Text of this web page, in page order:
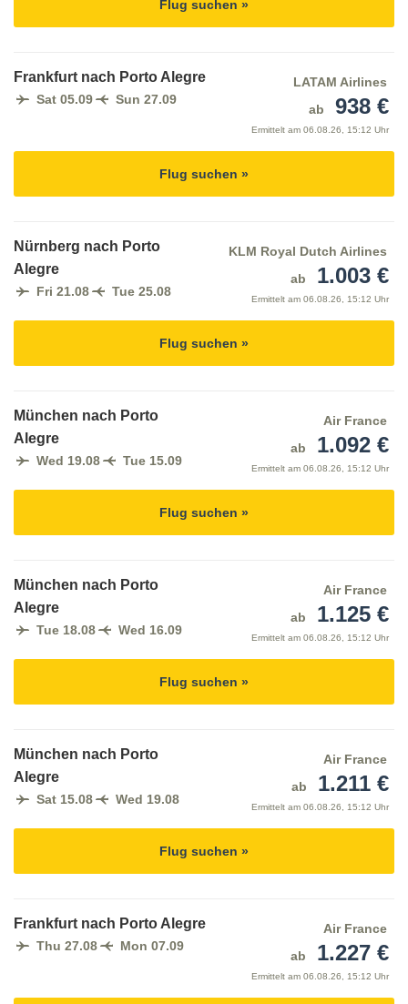
Flug suchen »
Frankfurt nach Porto Alegre
Sat 05.09 Sun 27.09
LATAM Airlines
ab
938 €
Ermittelt am 06.08.26, 15:12 Uhr
Flug suchen »
Nürnberg nach Porto
Alegre
Fri 21.08 Tue 25.08
KLM Royal Dutch Airlines
ab
1.003 €
Ermittelt am 06.08.26, 15:12 Uhr
Flug suchen »
München nach Porto
Alegre
Wed 19.08 Tue 15.09
Air France
ab
1.092 €
Ermittelt am 06.08.26, 15:12 Uhr
Flug suchen »
München nach Porto
Alegre
Tue 18.08 Wed 16.09
Air France
ab
1.125 €
Ermittelt am 06.08.26, 15:12 Uhr
Flug suchen »
München nach Porto
Alegre
Sat 15.08 Wed 19.08
Air France
ab
1.211 €
Ermittelt am 06.08.26, 15:12 Uhr
Flug suchen »
Frankfurt nach Porto Alegre
Thu 27.08 Mon 07.09
Air France
ab
1.227 €
Ermittelt am 06.08.26, 15:12 Uhr